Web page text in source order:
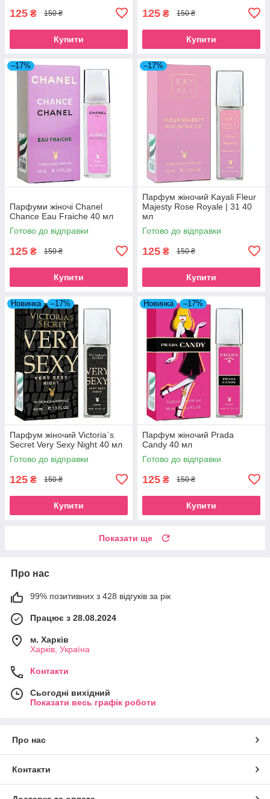
125 ₴ 150 ₴
Купити
125 ₴ 150 ₴
Купити
–17%
Парфуми жіночі Chanel
Chance Eau Fraiche 40 мл
Готово до відправки
125 ₴ 150 ₴
Купити
–17%
Парфум жіночий Kayali Fleur
Majesty Rose Royale | 31 40
мл
Готово до відправки
125 ₴ 150 ₴
Купити
Новинка –17%
Парфум жіночий Victoria`s
Secret Very Sexy Night 40 мл
Готово до відправки
125 ₴ 150 ₴
Купити
Новинка –17%
Парфум жіночий Prada
Candy 40 мл
Готово до відправки
125 ₴ 150 ₴
Купити
Показати ще
Про нас
99% позитивних з 428 відгуків за рік
Працює з 28.08.2024
м. Харків
Харків, Україна
Контакти
Сьогодні вихідний
Показати весь графік роботи
Про нас
Контакти